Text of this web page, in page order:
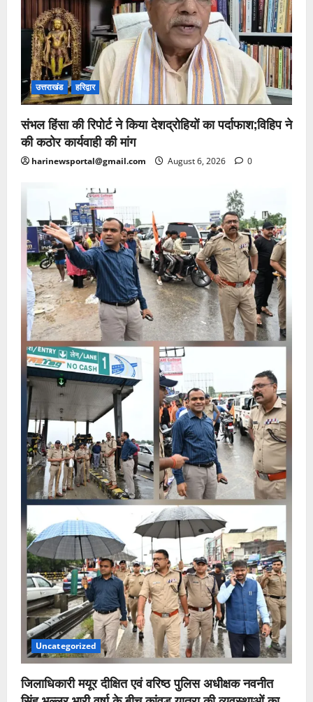
उत्तराखंड हरिद्वार
संभल हिंसा की रिपोर्ट ने किया देशद्रोहियों का पर्दाफाश;विहिप ने
की कठोर कार्यवाही की मांग
harinewsportal@gmail.com August 6, 2026 0
Uncategorized
जिलाधिकारी मयूर दीक्षित एवं वरिष्ठ पुलिस अधीक्षक नवनीत